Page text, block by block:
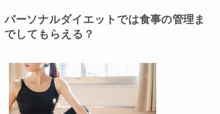
パーソナルダイエットでは食事の管理ま
でしてもらえる？